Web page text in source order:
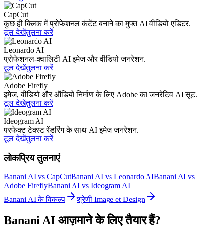
CapCut
कुछ ही क्लिक में प्रोफेशनल कंटेंट बनाने का मुफ्त AI वीडियो एडिटर.
टूल देखेंतुलना करें
Leonardo AI
प्रोफेशनल-क्वालिटी AI इमेज और वीडियो जनरेशन.
टूल देखेंतुलना करें
Adobe Firefly
इमेज, वीडियो और ऑडियो निर्माण के लिए Adobe का जनरेटिव AI सूट.
टूल देखेंतुलना करें
Ideogram AI
परफेक्ट टेक्स्ट रेंडरिंग के साथ AI इमेज जनरेशन.
टूल देखेंतुलना करें
लोकप्रिय तुलनाएं
Banani AI vs CapCutBanani AI vs Leonardo AIBanani AI vs
Adobe FireflyBanani AI vs Ideogram AI
Banani AI के विकल्प
श्रेणी Image et Design
Banani AI आज़माने के लिए तैयार हैं?